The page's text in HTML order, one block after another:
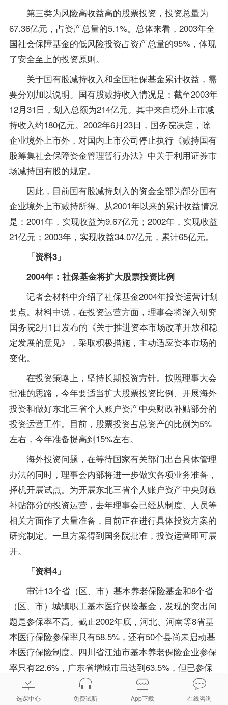
第三类为风险高收益高的股票投资，投资总量为
67.36亿元，占资产总量的5.1%。总体来看，2003年全
国社会保障基金的低风险投资占资产总量的95%，体现
了安全至上的投资原则。
关于国有股减持收入和全国社保基金累计收益，需
要分别加以说明。国有股减持收入情况是：截至2003年
12月31日，划入总额为214亿元。其中来自境外上市减
持收入约180亿元。2002年6月23日，国务院决定，除
企业境外上市外，对国内上市公司停止执行《减持国有
股筹集社会保障资金管理暂行办法》中关于利用证券市
场减持国有股的规定。
因此，目前国有股减持划入的资金全部为部分国有
企业境外上市减持所得。从2001年以来的累计收益情况
是：2001年，实现收益为9.67亿元；2002年，实现收益
21亿元；2003年，实现收益34.07亿元，累计65亿元。
「资料3」
2004年：社保基金将扩大股票投资比例
记者会材料中介绍了社保基金2004年投资运营计划
要点。材料中说，在投资运营方面，理事会将深入研究
国务院2月1日发布的《关于推进资本市场改革开放和稳
定发展的意见》，采取积极措施，主动适应资本市场的
变化。
在投资策略上，坚持长期投资方针。按照理事大会
批准的思路，今年要适当扩大股票投资比例、开展海外
投资和做好东北三省个人账户资产中央财政补贴部分的
投资运营工作。目前，股票投资占总资产的比例为5%
左右，今年准备提高到15%左右。
海外投资问题，在等待国家有关部门出台具体管理
办法的同时，理事会内部将进一步做实各项业务准备，
择机开展试点。为开展东北三省个人账户资产中央财政
补贴部分的投资运营，去年理事会已经从制度、人员等
相关方面作了大量准备，目前正在进行具体投资方案的
研究制定。一旦方案得到国务院批准，投资运营即可展
开。
「资料4」
审计13个省（区、市）基本养老保险基金和8个省
（区、市）城镇职工基本医疗保险基金，发现的突出问
题是参保率不高。截止2002年底，河北、河南等8省基
本医疗保险参保率只有58.5%，还有50个县尚未启动基
本医疗保险制度。四川省江油市基本养老保险企业参保
率只有22.6%，广东省增城市虽达到63.5%，但已参保
企业中有近一半从业人员未参保，个体工商户参保情况
更不容乐观，两市的参保率分别仅为5.8%和24.6%。
选课中心 免费试听 App下载 在线咨询